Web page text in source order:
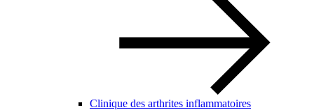
Clinique des arthrites inflammatoires